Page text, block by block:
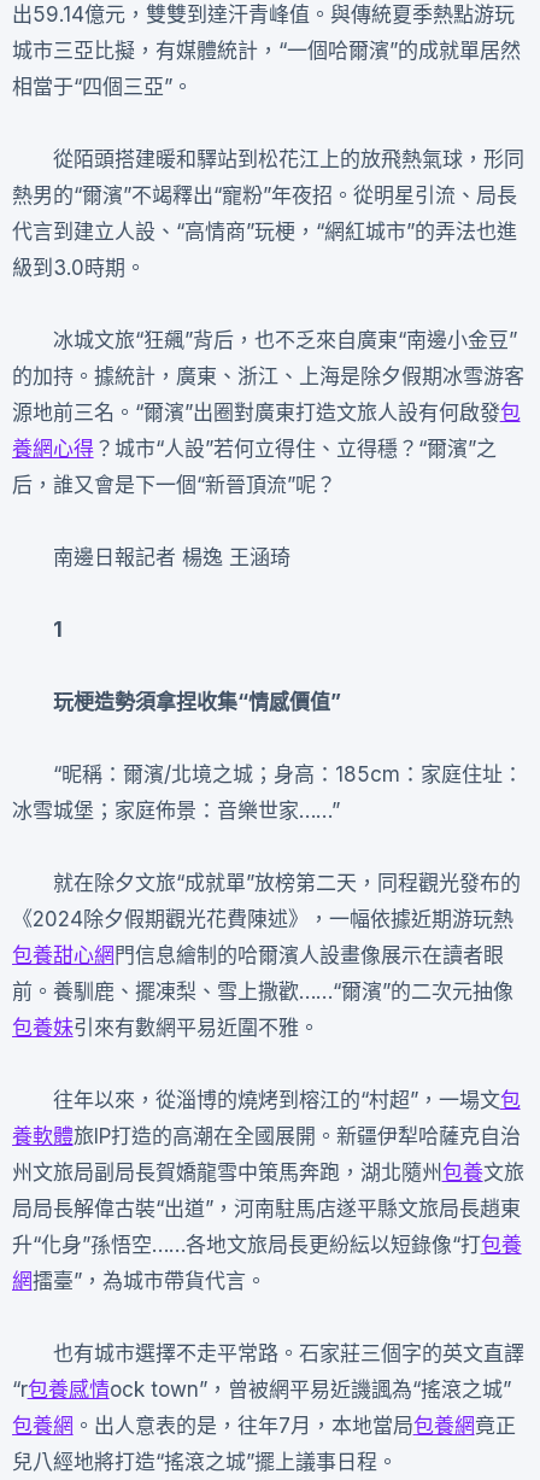
出59.14億元，雙雙到達汗青峰值。與傳統夏季熱點游玩
城市三亞比擬，有媒體統計，“一個哈爾濱”的成就單居然
相當于“四個三亞”。
從陌頭搭建暖和驛站到松花江上的放飛熱氣球，形同
熱男的“爾濱”不竭釋出“寵粉”年夜招。從明星引流、局長
代言到建立人設、“高情商”玩梗，“網紅城市”的弄法也進
級到3.0時期。
冰城文旅“狂飆”背后，也不乏來自廣東“南邊小金豆”
的加持。據統計，廣東、浙江、上海是除夕假期冰雪游客
源地前三名。“爾濱”出圈對廣東打造文旅人設有何啟發包
養網心得？城市“人設”若何立得住、立得穩？“爾濱”之
后，誰又會是下一個“新晉頂流”呢？
南邊日報記者 楊逸 王涵琦
1
玩梗造勢須拿捏收集“情感價值”
“昵稱：爾濱/北境之城；身高：185cm：家庭住址：
冰雪城堡；家庭佈景：音樂世家……”
就在除夕文旅“成就單”放榜第二天，同程觀光發布的
《2024除夕假期觀光花費陳述》，一幅依據近期游玩熱
包養甜心網 門信息繪制的哈爾濱人設畫像展示在讀者眼
前。養馴鹿、擺凍梨、雪上撒歡……“爾濱”的二次元抽像
包養妹引來有數網平易近圍不雅。
往年以來，從淄博的燒烤到榕江的“村超”，一場文包
養軟體旅IP打造的高潮在全國展開。新疆伊犁哈薩克自治
州文旅局副局長賀嬌龍雪中策馬奔跑，湖北隨州包養文旅
局局長解偉古裝“出道”，河南駐馬店遂平縣文旅局長趙東
升“化身”孫悟空……各地文旅局長更紛紜以短錄像“打包養
網擂臺”，為城市帶貨代言。
也有城市選擇不走平常路。石家莊三個字的英文直譯
“r包養感情ock town”，曾被網平易近譏諷為“搖滾之城”
包養網 。出人意表的是，往年7月，本地當局包養網竟正
兒八經地將打造“搖滾之城”擺上議事日程。